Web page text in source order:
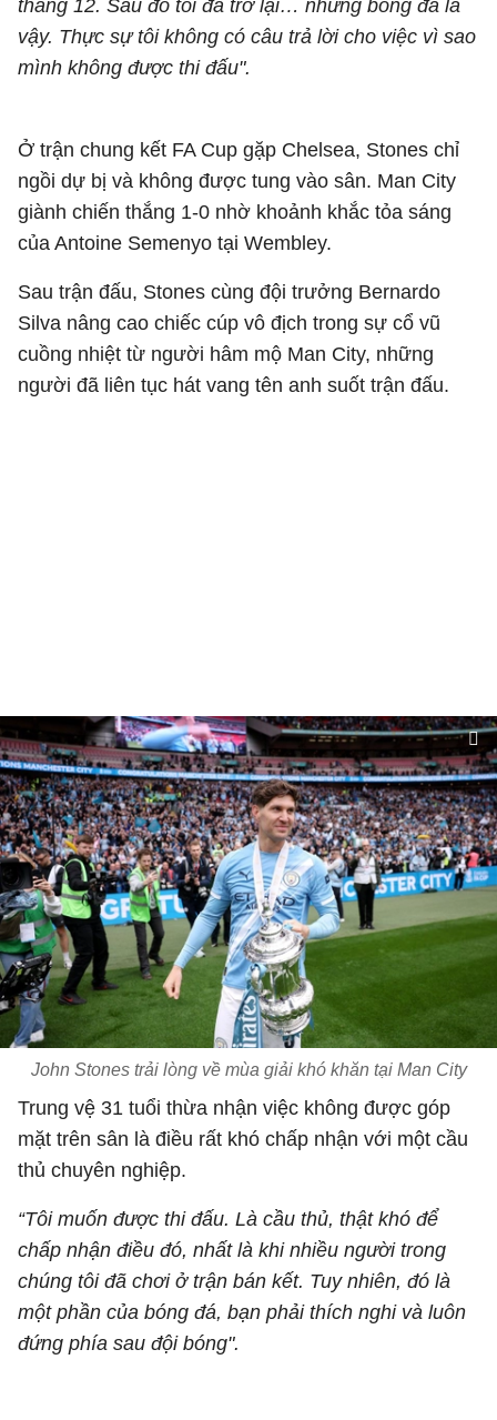
tháng 12. Sau đó tôi đã trở lại… nhưng bóng đá là
vậy. Thực sự tôi không có câu trả lời cho việc vì sao
mình không được thi đấu".
Ở trận chung kết FA Cup gặp Chelsea, Stones chỉ
ngồi dự bị và không được tung vào sân. Man City
giành chiến thắng 1-0 nhờ khoảnh khắc tỏa sáng
của Antoine Semenyo tại Wembley.
Sau trận đấu, Stones cùng đội trưởng Bernardo
Silva nâng cao chiếc cúp vô địch trong sự cổ vũ
cuồng nhiệt từ người hâm mộ Man City, những
người đã liên tục hát vang tên anh suốt trận đấu.
John Stones trải lòng về mùa giải khó khăn tại Man City
Trung vệ 31 tuổi thừa nhận việc không được góp
mặt trên sân là điều rất khó chấp nhận với một cầu
thủ chuyên nghiệp.
“Tôi muốn được thi đấu. Là cầu thủ, thật khó để
chấp nhận điều đó, nhất là khi nhiều người trong
chúng tôi đã chơi ở trận bán kết. Tuy nhiên, đó là
một phần của bóng đá, bạn phải thích nghi và luôn
đứng phía sau đội bóng".